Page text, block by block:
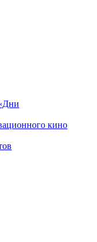
кино